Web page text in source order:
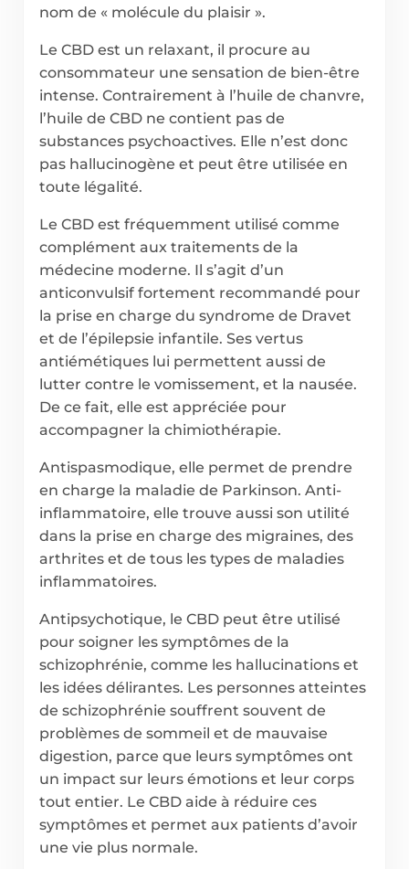
nom de « molécule du plaisir ».
Le CBD est un relaxant, il procure au
consommateur une sensation de bien-être
intense. Contrairement à l’huile de chanvre,
l’huile de CBD ne contient pas de
substances psychoactives. Elle n’est donc
pas hallucinogène et peut être utilisée en
toute légalité.
Le CBD est fréquemment utilisé comme
complément aux traitements de la
médecine moderne. Il s’agit d’un
anticonvulsif fortement recommandé pour
la prise en charge du syndrome de Dravet
et de l’épilepsie infantile. Ses vertus
antiémétiques lui permettent aussi de
lutter contre le vomissement, et la nausée.
De ce fait, elle est appréciée pour
accompagner la chimiothérapie.
Antispasmodique, elle permet de prendre
en charge la maladie de Parkinson. Anti-
inflammatoire, elle trouve aussi son utilité
dans la prise en charge des migraines, des
arthrites et de tous les types de maladies
inflammatoires.
Antipsychotique, le CBD peut être utilisé
pour soigner les symptômes de la
schizophrénie, comme les hallucinations et
les idées délirantes. Les personnes atteintes
de schizophrénie souffrent souvent de
problèmes de sommeil et de mauvaise
digestion, parce que leurs symptômes ont
un impact sur leurs émotions et leur corps
tout entier. Le CBD aide à réduire ces
symptômes et permet aux patients d’avoir
une vie plus normale.